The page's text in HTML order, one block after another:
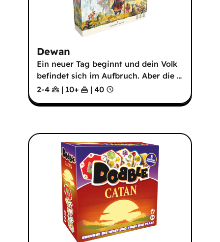
Dewan
Ein neuer Tag beginnt und dein Volk
befindet sich im Aufbruch. Aber die …
2-4
| 10+ | 40